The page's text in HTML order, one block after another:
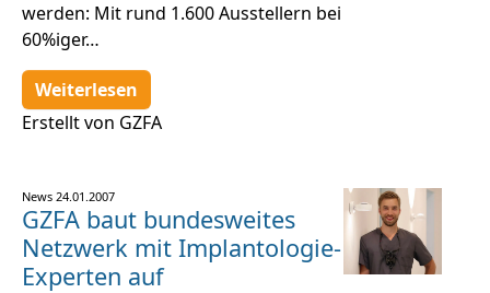
werden: Mit rund 1.600 Ausstellern bei
60%iger…
Weiterlesen
Erstellt von GZFA
News 24.01.2007
GZFA baut bundesweites
Netzwerk mit Implantologie-
Experten auf